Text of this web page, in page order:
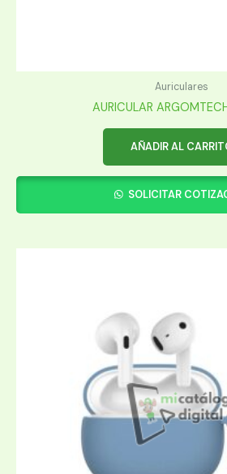
Auriculares
AURICULAR
AÑADIR AL
SOLICITAR